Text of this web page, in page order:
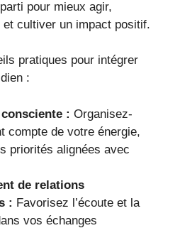
pour mieux agir,
cultiver un impact positif.
pratiques pour intégrer
:
: Organisez-
compte de votre énergie,
priorités alignées avec
de relations
: Favorisez l’écoute et la
vos échanges